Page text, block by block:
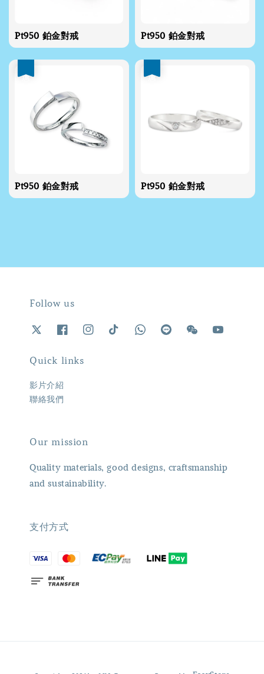
Pt950 鉑金對戒 Pt950 鉑金對戒
Pt950 鉑金對戒 Pt950 鉑金對戒
Follow us
Quick links
影片介紹
聯絡我們
Our mission
Quality materials, good designs, craftsmanship
and sustainability.
支付方式